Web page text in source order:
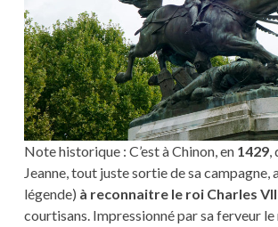
Note historique : C’est à Chinon, en 1429,
Jeanne, tout juste sortie de sa campagne,
légende) à reconnaitre le roi Charles VII
courtisans. Impressionné par sa ferveur le